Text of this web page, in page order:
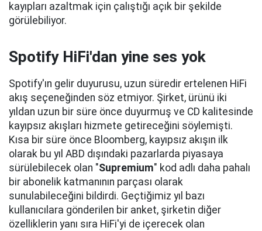
kayıpları azaltmak için çalıştığı açık bir şekilde
görülebiliyor.
Spotify HiFi'dan yine ses yok
Spotify'ın gelir duyurusu, uzun süredir ertelenen HiFi
akış seçeneğinden söz etmiyor. Şirket, ürünü iki
yıldan uzun bir süre önce duyurmuş ve CD kalitesinde
kayıpsız akışları hizmete getireceğini söylemişti.
Kısa bir süre önce Bloomberg, kayıpsız akışın ilk
olarak bu yıl ABD dışındaki pazarlarda piyasaya
sürülebilecek olan "Supremium" kod adlı daha pahalı
bir abonelik katmanının parçası olarak
sunulabileceğini bildirdi. Geçtiğimiz yıl bazı
kullanıcılara gönderilen bir anket, şirketin diğer
özelliklerin yanı sıra HiFi'yi de içerecek olan